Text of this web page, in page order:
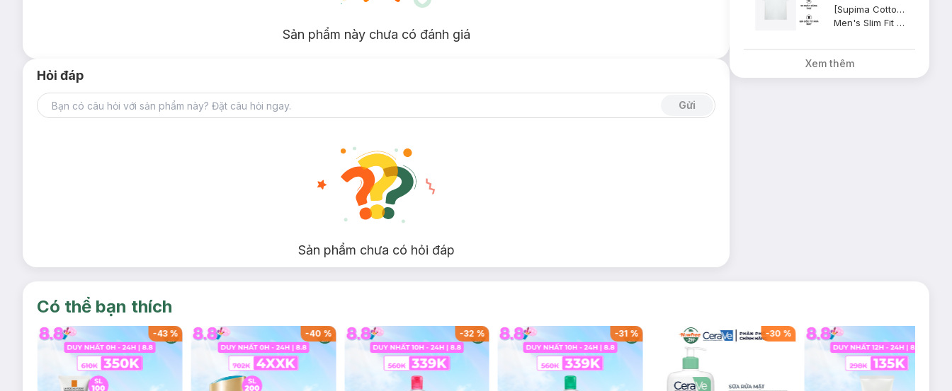
Sản phẩm này chưa có đánh giá
Hỏi đáp
Gửi
Sản phẩm chưa có hỏi đáp
[Supima Cotton] Áo Thun Nam Synctives Slim Fit, Trắng, XS - CMTS0029
Men's Slim Fit T-shirt
Xem thêm
Có thể bạn thích
-43% -40 % -32 % -31 % -30 %